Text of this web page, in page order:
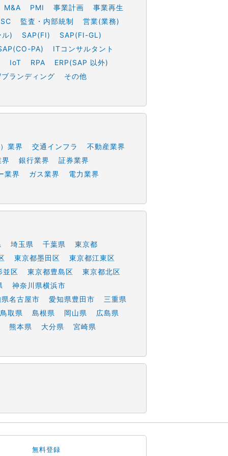
M&A PMI 事業計画
事業再生
監査・内部統制
営業(業務)
ル)
SAP(FI)
SAP(FI-GL)
PA)
ITコンサルタント
IoT RPA
ERP(SAP 以外)
ランディング
その他
業界 交通インフラ
不動産業界
銀行業界
証券業界
業界
ガス業界 電力業界
埼玉県 千葉県
東京都
東京都墨田区
東京都江東区
並区
東京都豊島区
東京都北区
神奈川県横浜市
名古屋市
愛知県豊田市
三重県
鳥取県
島根県 岡山県
広島県
熊本県
大分県 宮崎県
無料登録